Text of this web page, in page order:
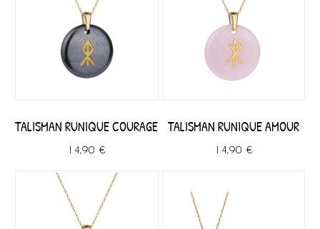
TALISMAN RUNIQUE COURAGE
14,90 €
TALISMAN RUNIQUE AMOUR
14,90 €